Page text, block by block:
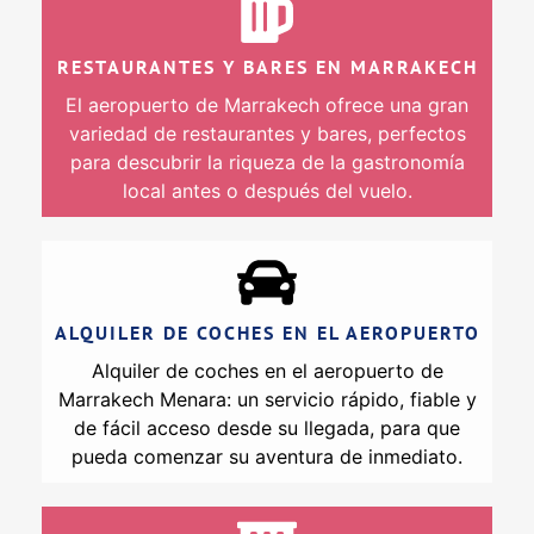
RESTAURANTES Y BARES EN MARRAKECH
El aeropuerto de Marrakech ofrece una gran
variedad de restaurantes y bares, perfectos
para descubrir la riqueza de la gastronomía
local antes o después del vuelo.
ALQUILER DE COCHES EN EL AEROPUERTO
Alquiler de coches en el aeropuerto de
Marrakech Menara: un servicio rápido, fiable y
de fácil acceso desde su llegada, para que
pueda comenzar su aventura de inmediato.